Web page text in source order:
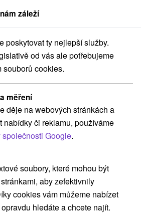
znamení zábavy, večerního programu a
ve znamení
programu a
si níže z aktuálních nabídek.
★★★Tatranská Lomnica
záleží
poskytovat ty nejlepší služby.
od vás ale potřebujeme
cookies.
měření
děje na webových stránkách a
nabídky či reklamu, používáme
společnosti Google.
soubory, které mohou být
aby zefektivnily
cookies vám můžeme nabízet
hledáte a chcete najít.